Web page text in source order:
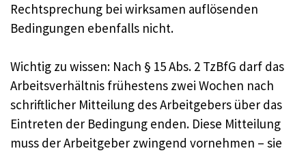
Rechtsprechung bei wirksamen auflösenden
Bedingungen ebenfalls nicht.
Wichtig zu wissen: Nach § 15 Abs. 2 TzBfG darf das
Arbeitsverhältnis frühestens zwei Wochen nach
schriftlicher Mitteilung des Arbeitgebers über das
Eintreten der Bedingung enden. Diese Mitteilung
muss der Arbeitgeber zwingend vornehmen – sie